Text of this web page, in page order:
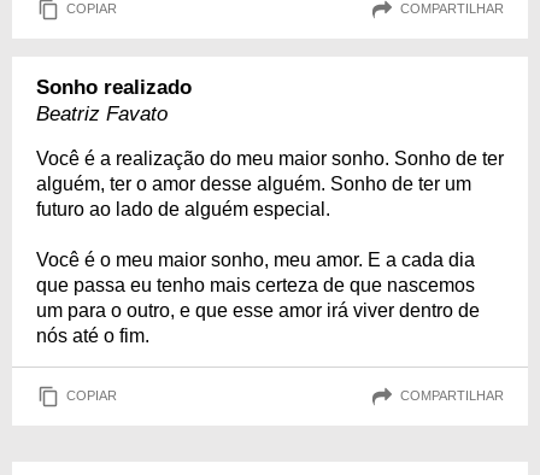
COPIAR COMPARTILHAR
Sonho realizado
Beatriz Favato
Você é a realização do meu maior sonho. Sonho de ter
alguém, ter o amor desse alguém. Sonho de ter um
futuro ao lado de alguém especial.
Você é o meu maior sonho, meu amor. E a cada dia
que passa eu tenho mais certeza de que nascemos
um para o outro, e que esse amor irá viver dentro de
nós até o fim.
COPIAR COMPARTILHAR